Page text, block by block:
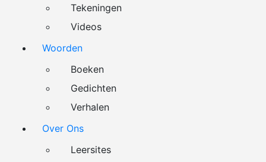
Tekeningen
Videos
Woorden
Boeken
Gedichten
Verhalen
Over Ons
Leersites